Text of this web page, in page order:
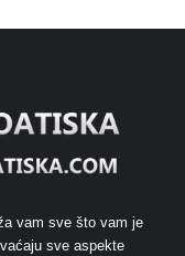
vam sve što vam je
sve aspekte